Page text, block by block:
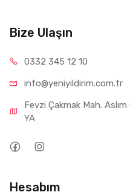
Bize Ulaşın
0332 345 12 10
info@yeniyildirim.com.tr
Fevzi Çakmak Mah.
YA
Hesabım